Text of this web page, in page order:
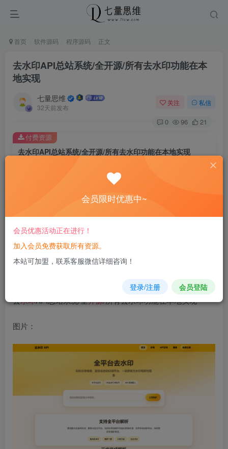
首页 软件源码 程序源码 正文
去水印API总站系统/全开源/所有去水印功能在本
地实现
七量思维
32天前发布
关注 私信
0 96 21
去水印API总站系统/全开源/所有去水印功能在本地实现
8.8
免费
您当前未登录！建议登陆后购买，可保存购买订单
付费资源
去水印API总站系统/全开源/所有去水印功能在本地实现
图片：
会员限时优惠中~
会员优惠活动正在进行！
加入会员免费获取所有资源。
本站可加盟，联系客服微信详细咨询！
登录/注册 会员登陆